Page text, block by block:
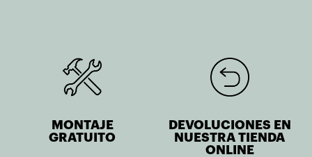
MONTAJE
GRATUITO
DEVOLUCIONES EN
NUESTRA TIENDA
ONLINE